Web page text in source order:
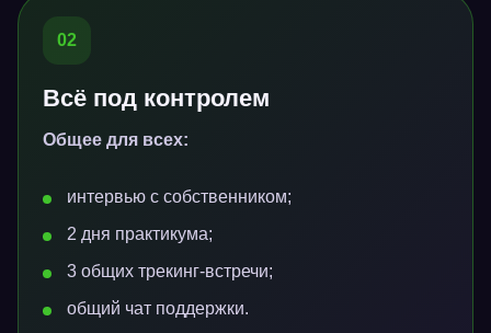
02
Всё под контролем
Общее для всех:
интервью с собственником;
2 дня практикума;
3 общих трекинг-встречи;
общий чат поддержки.